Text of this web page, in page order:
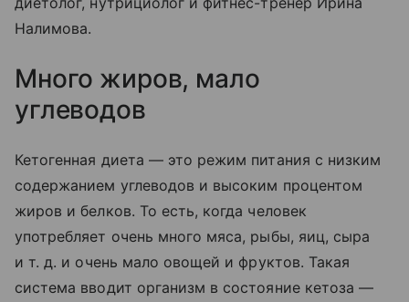
Налимова.
Много жиров, мало
углеводов
Кетогенная диета — это режим питания с низким
содержанием углеводов и высоким процентом
жиров и белков. То есть, когда человек
употребляет очень много мяса, рыбы, яиц, сыра
и т. д. и очень мало овощей и фруктов. Такая
система вводит организм в состояние кетоза —